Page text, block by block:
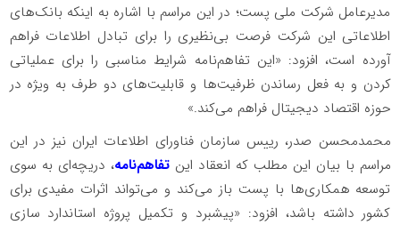
مدیرعامل شرکت ملی پست؛ در این مراسم با اشاره به اینکه بانک‌های
اطلاعاتی این شرکت فرصت بی‌نظیری را برای تبادل اطلاعات فراهم
آورده است، افزود: «این تفاهم‌نامه شرایط مناسبی را برای عملیاتی
کردن و به فعل رساندن ظرفیت‌ها و قابلیت‌های دو طرف به ویژه در
حوزه اقتصاد دیجیتال فراهم می‌کند.»
محمدمحسن صدر، رییس سازمان فناورای اطلاعات ایران نیز در این
مراسم با بیان این مطلب که انعقاد اینتفاهم‌نامه، دریچه‌ای به سوی
توسعه همکاری‌ها با پست باز می‌کند و می‌تواند اثرات مفیدی برای
کشور داشته باشد، افزود: «پیشبرد و تکمیل پروژه استاندارد سازی